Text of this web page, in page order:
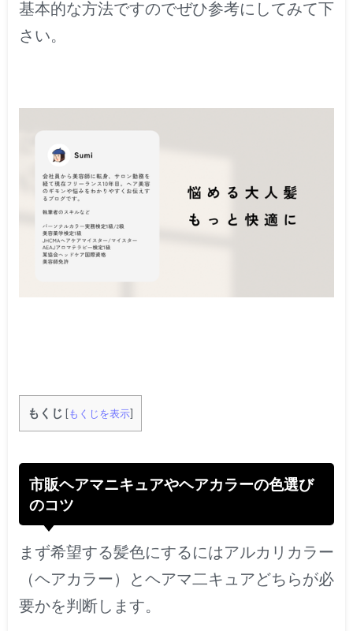
基本的な方法ですのでぜひ参考にしてみて下
さい。
もくじ [もくじを表示]
市販ヘアマニキュアやヘアカラーの色選び
のコツ
まず希望する髪色にするにはアルカリカラー
（ヘアカラー）とヘアマ二キュアどちらが必
要かを判断します。